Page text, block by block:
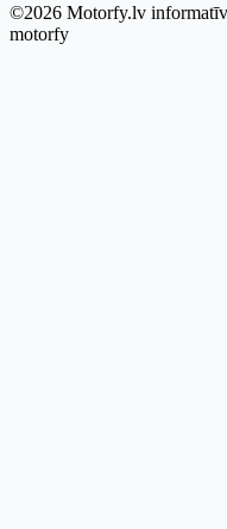
©2026 Motorfy.lv
motorfy